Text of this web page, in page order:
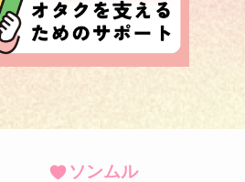
ソンムル